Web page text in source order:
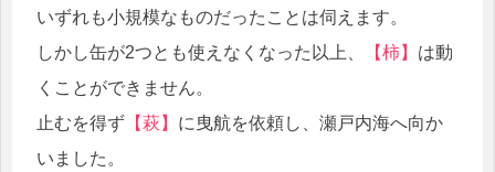
いずれも小規模なものだったことは伺えます。
しかし缶が2つとも使えなくなった以上、
【柿】 は動
くことができません。
止むを得ず 【萩】 に曳航を依頼し、瀬戸内海へ向か
いました。